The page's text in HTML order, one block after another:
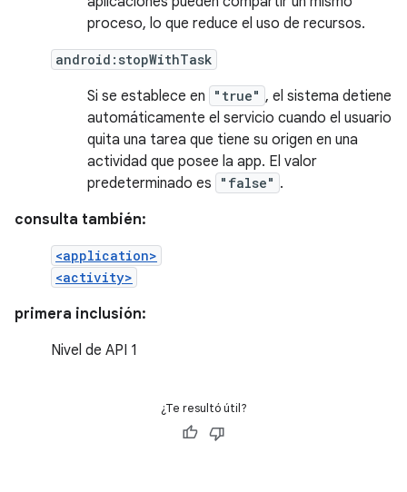
proceso, lo que reduce el uso de recursos.
android:stopWithTask
Si se establece en "true" , el sistema detiene
automáticamente el servicio cuando el usuario
quita una tarea que tiene su origen en una
actividad que posee la app. El valor
predeterminado es
"false" .
consulta también:
<application>
<activity>
primera inclusión:
Nivel de API 1
¿Te resultó útil?